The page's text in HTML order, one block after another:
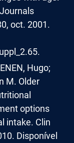
oct. 2001.
Hugo;
M. Older
options
intake. Clin
Disponível